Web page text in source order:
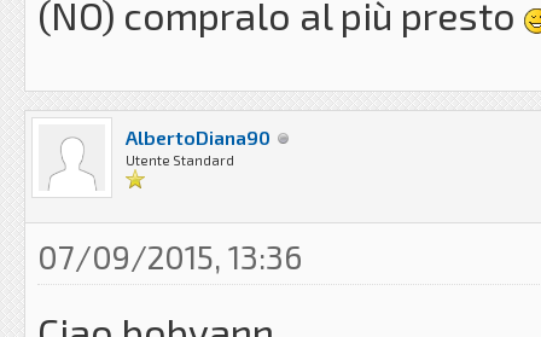
(NO) compralo al più presto
AlbertoDiana90
Utente Standard
07/09/2015, 13:36